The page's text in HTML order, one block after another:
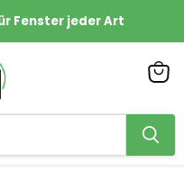
Fenster jeder Art